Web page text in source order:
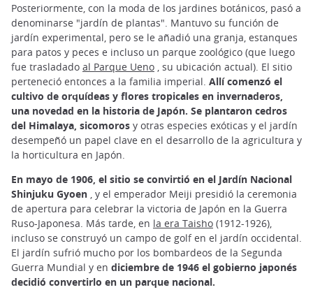
Posteriormente, con la moda de los jardines botánicos, pasó a
denominarse "jardín de plantas". Mantuvo su función de
jardín experimental, pero se le añadió una granja, estanques
para patos y peces e incluso un parque zoológico (que luego
fue trasladado al Parque Ueno , su ubicación actual). El sitio
perteneció entonces a la familia imperial. Allí comenzó el
cultivo de orquídeas y flores tropicales en invernaderos,
una novedad en la historia de Japón. Se plantaron cedros
del Himalaya, sicomoros y otras especies exóticas y el jardín
desempeñó un papel clave en el desarrollo de la agricultura y
la horticultura en Japón.
En mayo de 1906, el sitio se convirtió en el Jardín Nacional
Shinjuku Gyoen , y el emperador Meiji presidió la ceremonia
de apertura para celebrar la victoria de Japón en la Guerra
Ruso-Japonesa. Más tarde, en la era Taisho (1912-1926),
incluso se construyó un campo de golf en el jardín occidental.
El jardín sufrió mucho por los bombardeos de la Segunda
Guerra Mundial y en diciembre de 1946 el gobierno japonés
decidió convertirlo en un parque nacional.